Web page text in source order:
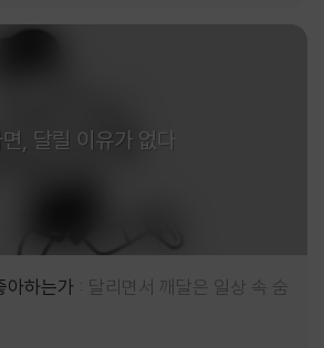
, 달릴 이유가 없다
아하는가
달리면서 깨달은 일상 속 숨